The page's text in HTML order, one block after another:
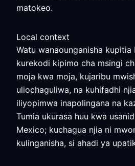
matokeo.
Local context
Watu wanaounganisha
kurekodi kipimo cha msingi
moja kwa moja, kujaribu
uliochaguliwa, na kuhifadhi
iliyopimwa inapolingana na
Tumia ukurasa huu kwa
Mexico; kuchagua njia ni
kulinganisha, si ahadi ya